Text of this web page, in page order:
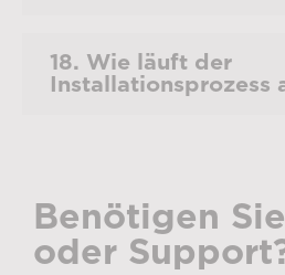
18. Wie läuft der
Installationsprozess
Benötigen
oder